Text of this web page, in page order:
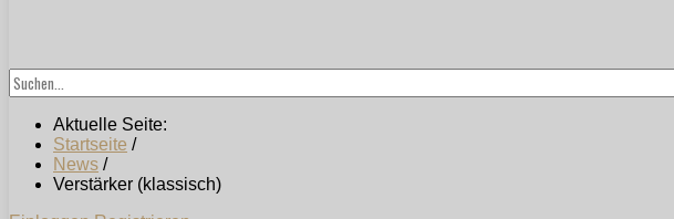
Aktuelle Seite:
Startseite /
News /
Verstärker (klassisch)